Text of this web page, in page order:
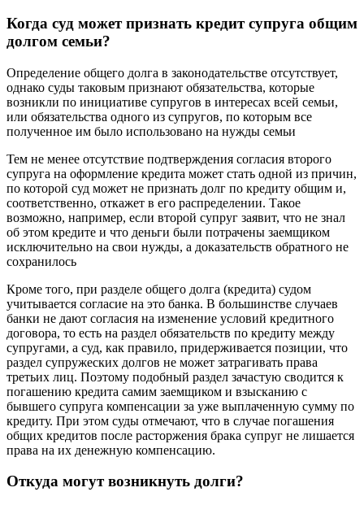
Когда суд может признать кредит супруга общим
долгом семьи?
Определение общего долга в законодательстве отсутствует,
однако суды таковым признают обязательства, которые
возникли по инициативе супругов в интересах всей семьи,
или обязательства одного из супругов, по которым все
полученное им было использовано на нужды семьи
Тем не менее отсутствие подтверждения согласия второго
супруга на оформление кредита может стать одной из причин,
по которой суд может не признать долг по кредиту общим и,
соответственно, откажет в его распределении. Такое
возможно, например, если второй супруг заявит, что не знал
об этом кредите и что деньги были потрачены заемщиком
исключительно на свои нужды, а доказательств обратного не
сохранилось
Кроме того, при разделе общего долга (кредита) судом
учитывается согласие на это банка. В большинстве случаев
банки не дают согласия на изменение условий кредитного
договора, то есть на раздел обязательств по кредиту между
супругами, а суд, как правило, придерживается позиции, что
раздел супружеских долгов не может затрагивать права
третьих лиц. Поэтому подобный раздел зачастую сводится к
погашению кредита самим заемщиком и взысканию с
бывшего супруга компенсации за уже выплаченную сумму по
кредиту. При этом суды отмечают, что в случае погашения
общих кредитов после расторжения брака супруг не лишается
права на их денежную компенсацию.
Откуда могут возникнуть долги?